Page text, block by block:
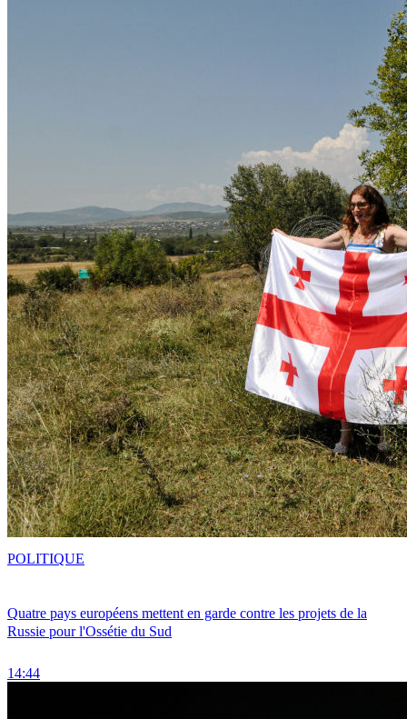
Quatre pays européens mettent en garde contre les projets de la
Russie pour l'Ossétie du Sud
14:44
POLITIQUE